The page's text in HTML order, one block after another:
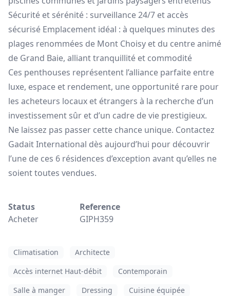
Sécurité et sérénité : surveillance 24/7 et accès
sécurisé Emplacement idéal : à quelques minutes des
plages renommées de Mont Choisy et du centre animé
de Grand Baie, alliant tranquillité et commodité
Ces penthouses représentent l’alliance parfaite entre
luxe, espace et rendement, une opportunité rare pour
les acheteurs locaux et étrangers à la recherche d’un
investissement sûr et d’un cadre de vie prestigieux.
Ne laissez pas passer cette chance unique. Contactez
Gadait International dès aujourd’hui pour découvrir
l’une de ces 6 résidences d’exception avant qu’elles ne
soient toutes vendues.
Status
Acheter
Reference
GIPH359
Climatisation
Architecte
Accès internet Haut-débit
Contemporain
Salle à manger
Dressing
Cuisine équipée